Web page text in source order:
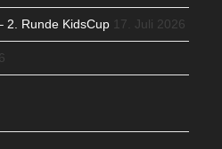
2. Runde KidsCup 17. Juli 2026